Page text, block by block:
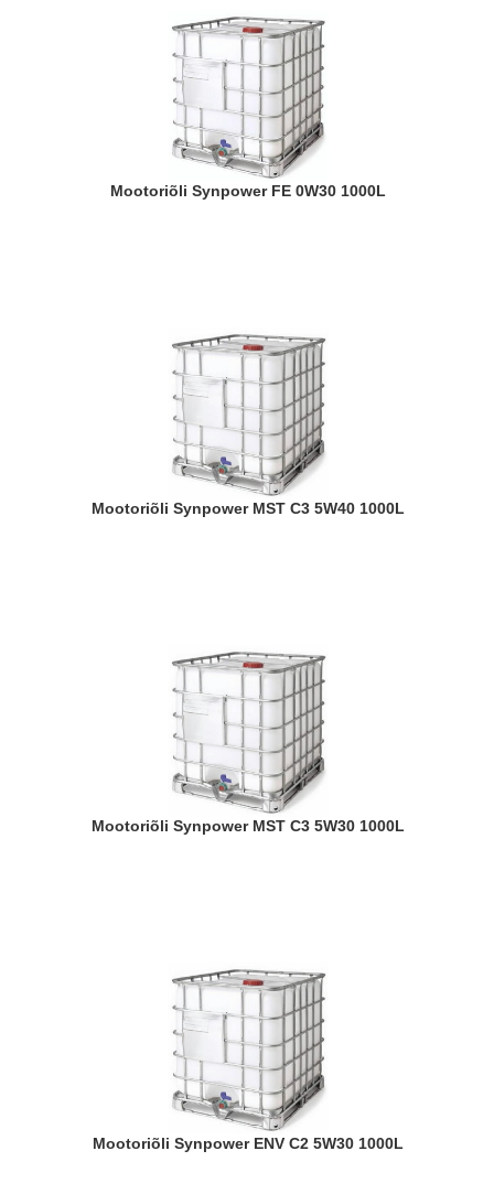
Mootoriõli Synpower FE 0W30 1000L
Mootoriõli Synpower MST C3 5W40 1000L
Mootoriõli Synpower MST C3 5W30 1000L
Mootoriõli Synpower ENV C2 5W30 1000L